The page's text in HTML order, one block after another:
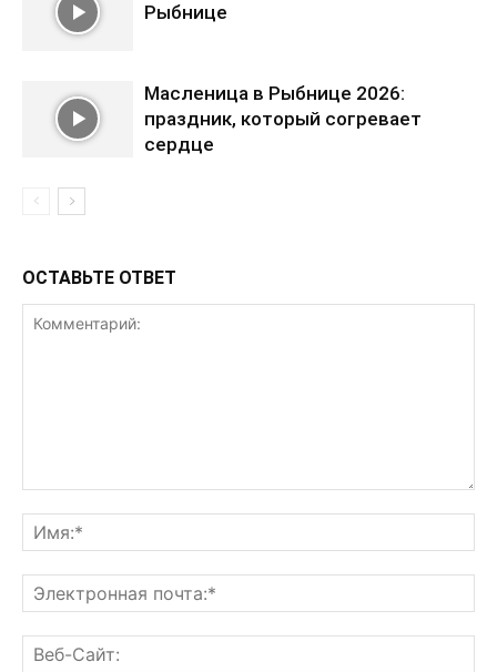
Рыбнице
Масленица в Рыбнице 2026:
праздник, который согревает
сердце
ОСТАВЬТЕ ОТВЕТ